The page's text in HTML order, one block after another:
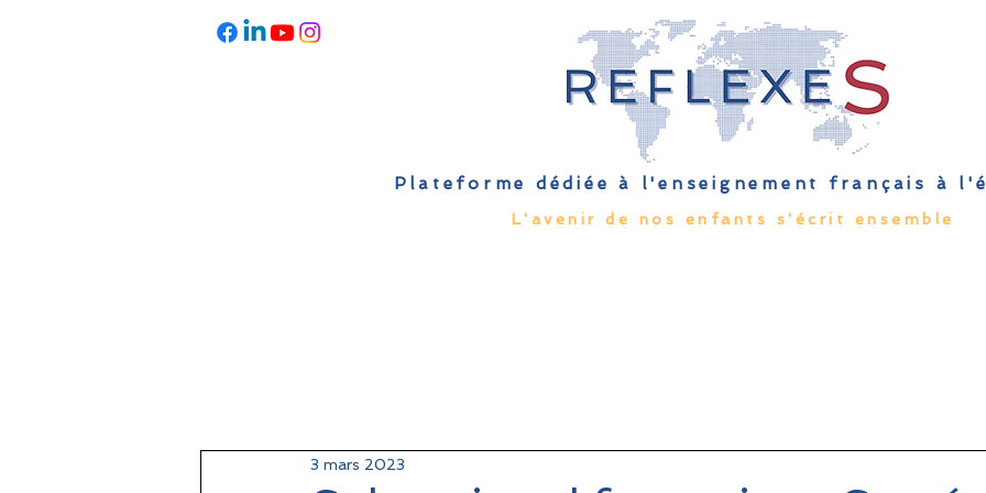
Plateforme dédiée à l'enseignement français à
L'avenir de nos enfants s'écrit ensemble
3 mars 2023